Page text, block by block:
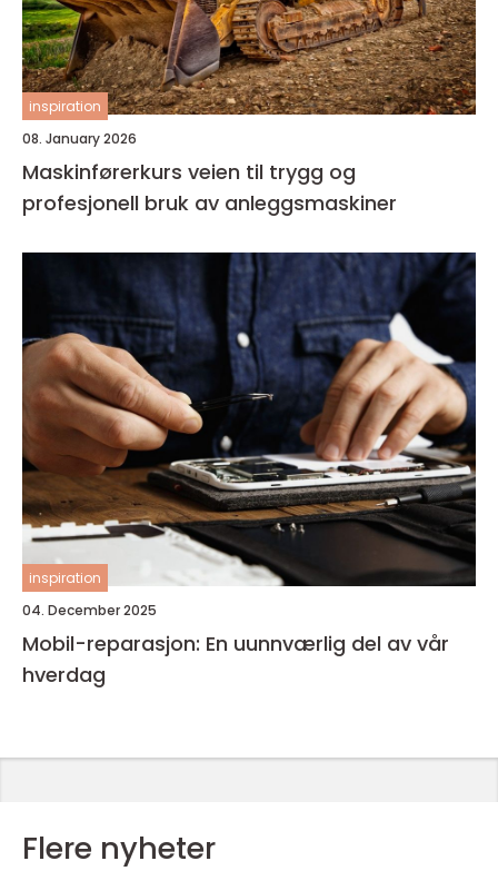
inspiration
08. January 2026
Maskinførerkurs veien til trygg og
profesjonell bruk av anleggsmaskiner
inspiration
04. December 2025
Mobil-reparasjon: En uunnværlig del av vår
hverdag
Flere nyheter